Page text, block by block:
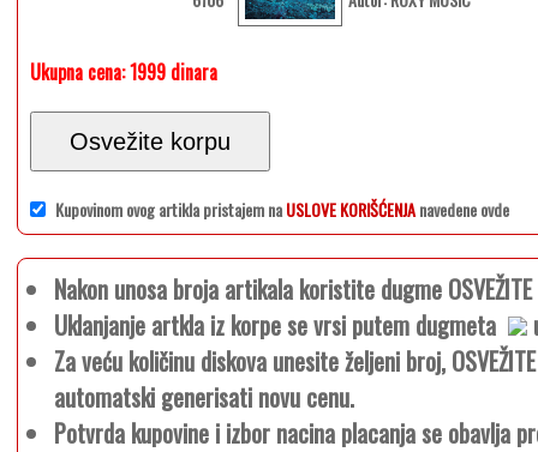
Ukupna cena:1999 dinara
Osvežite korpu
Kupovinom ovog artikla pristajem naUSLOVE KORIŠĆENJAnavedene ovde
Nakon unosa broja artikala koristite dugme OSVEŽITE
Uklanjanje artkla iz korpe se vrsi putem dugmeta
Za veću količinu diskova unesite željeni broj,
automatski generisati novu cenu.
Potvrda kupovine i izbor nacina placanja se obavlja